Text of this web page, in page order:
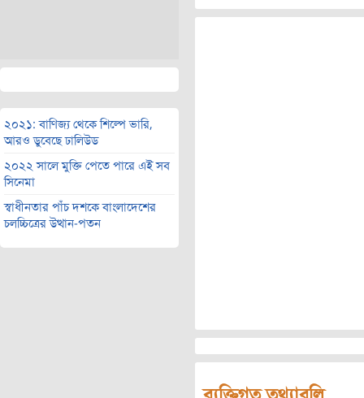
২০২১: বাণিজ্য থেকে শিল্পে ভারি,
আরও ডুবেছে ঢালিউড
২০২২ সালে মুক্তি পেতে পারে এই সব
সিনেমা
স্বাধীনতার পাঁচ দশকে বাংলাদেশের
চলচ্চিত্রের উত্থান-পতন